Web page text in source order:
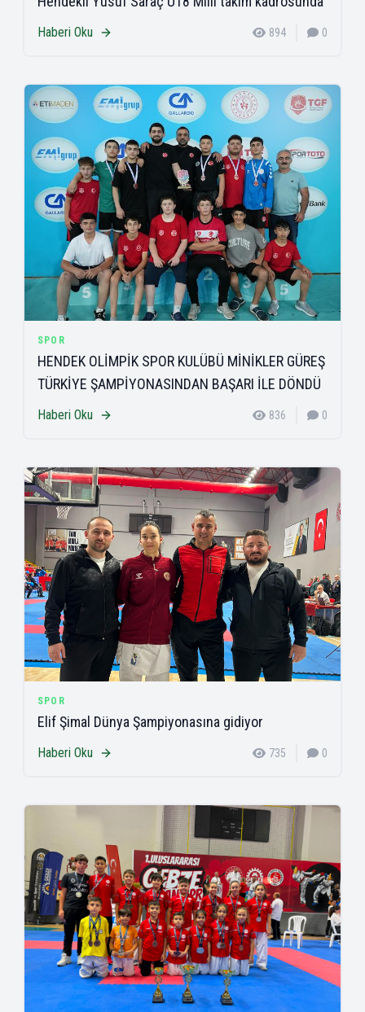
Haberi Oku 894 0
SPOR
HENDEK OLİMPİK SPOR KULÜBÜ MİNİKLER GÜREŞ
TÜRKİYE ŞAMPİYONASINDAN BAŞARI İLE DÖNDÜ
Haberi Oku 836 0
SPOR
Elif Şimal Dünya Şampiyonasına gidiyor
Haberi Oku 735 0